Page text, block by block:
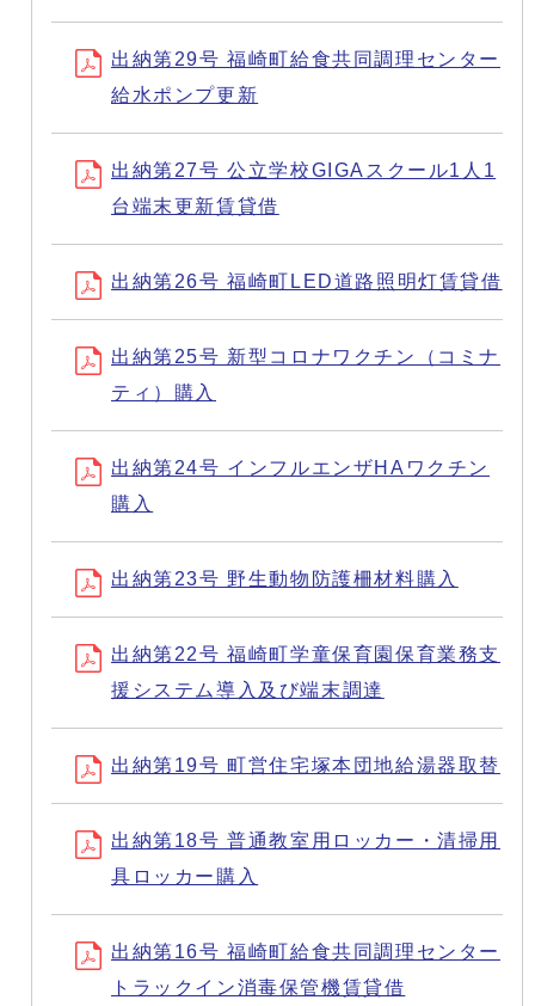
出納第29号 福崎町給食共同調理センター
給水ポンプ更新
出納第27号 公立学校GIGAスクール1人1
台端末更新賃貸借
出納第26号 福崎町LED道路照明灯賃貸借
出納第25号 新型コロナワクチン（コミナ
ティ）購入
出納第24号 インフルエンザHAワクチン
購入
出納第23号 野生動物防護柵材料購入
出納第22号 福崎町学童保育園保育業務支
援システム導入及び端末調達
出納第19号 町営住宅塚本団地給湯器取替
出納第18号 普通教室用ロッカー・清掃用
具ロッカー購入
出納第16号 福崎町給食共同調理センター
トラックイン消毒保管機賃貸借